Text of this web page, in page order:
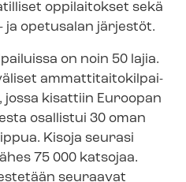
oppilaitokset sekä
ja opetusalan järjestöt.
on noin 50 lajia.
am­mat­ti­tai­to­kil­pai­
jossa kisattiin Euroopan
osallistui 30 oman
Kisoja seurasi
75 000 katsojaa.
seuraavat